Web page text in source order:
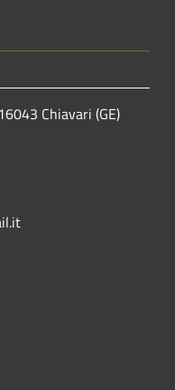
Chiavari (GE)